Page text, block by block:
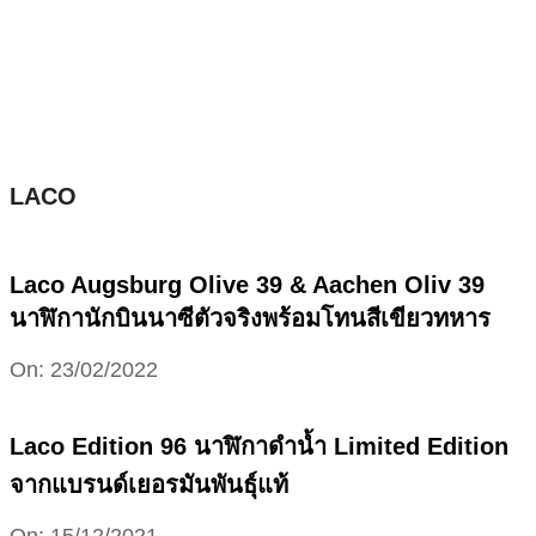
LACO
Laco Augsburg Olive 39 & Aachen Oliv 39
นาฬิกานักบินนาซีตัวจริงพร้อมโทนสีเขียวทหาร
2022-
On: 23/02/2022
Laco Edition 96 นาฬิกาดำน้ำ Limited Edition
จากแบรนด์เยอรมันพันธุ์แท้